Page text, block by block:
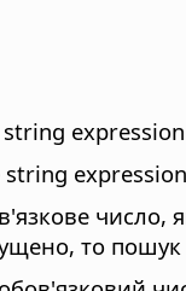
string
string
число,
то